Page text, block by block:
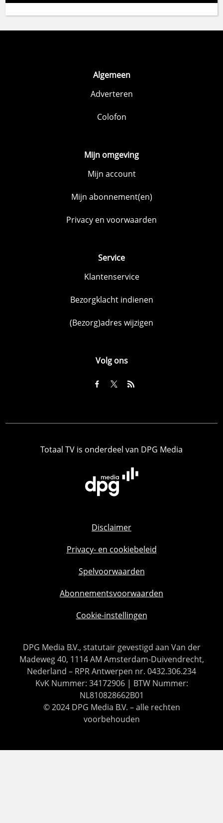
Algemeen
Adverteren
Colofon
Mijn omgeving
Mijn account
Mijn abonnement(en)
Privacy en voorwaarden
Service
Klantenservice
Bezorgklacht indienen
(Bezorg)adres wijzigen
Volg ons
Totaal TV is onderdeel van DPG Media
Disclaimer
Privacy- en cookiebeleid
Spelvoorwaarden
Abonnementsvoorwaarden
Cookie-instellingen
DPG Media B.V., statutair gevestigd aan Van der
Madeweg 40, 1114 AM Amsterdam-Duivendrecht,
Nederland – RPR Antwerpen nr. 0432.306.234
KvK Nummer: 34172906 | BTW Nummer:
NL810828662B01
© 2024 DPG Media B.V. – alle rechten
voorbehouden